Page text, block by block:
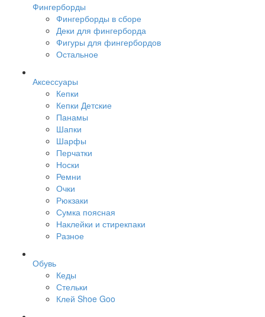
Фингерборды
Фингерборды в сборе
Деки для фингерборда
Фигуры для фингербордов
Остальное
Аксессуары
Кепки
Кепки Детские
Панамы
Шапки
Шарфы
Перчатки
Носки
Ремни
Очки
Рюкзаки
Сумка поясная
Наклейки и стирекпаки
Разное
Обувь
Кеды
Стельки
Клей Shoe Goo